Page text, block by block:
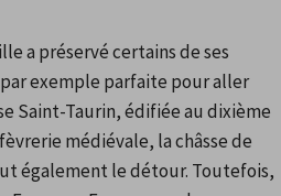
a préservé certains de ses
exemple parfaite pour aller
Saint-Taurin, édifiée au dixième
médiévale, la châsse de
également le détour. Toutefois,